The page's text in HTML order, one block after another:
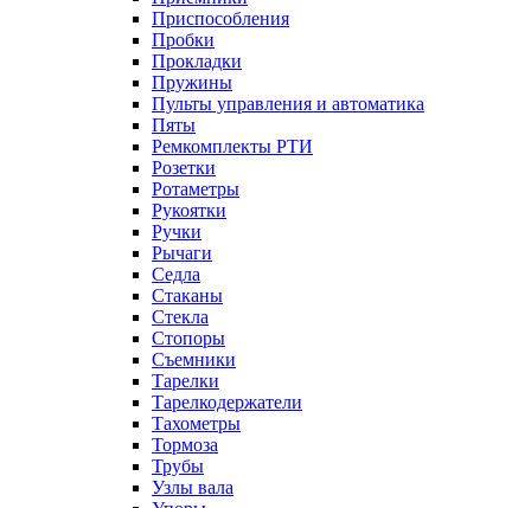
Приспособления
Пробки
Прокладки
Пружины
Пульты управления и автоматика
Пяты
Ремкомплекты РТИ
Розетки
Ротаметры
Рукоятки
Ручки
Рычаги
Седла
Стаканы
Стекла
Стопоры
Съемники
Тарелки
Тарелкодержатели
Тахометры
Тормоза
Трубы
Узлы вала